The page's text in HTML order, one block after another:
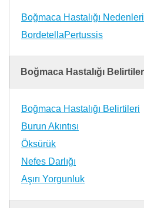
Boğmaca Hastalığı Nedenleri
BordetellaPertussis
Boğmaca Hastalığı
Boğmaca Hastalığı Belirtileri
Burun Akıntısı
Öksürük
Nefes Darlığı
Aşırı Yorgunluk